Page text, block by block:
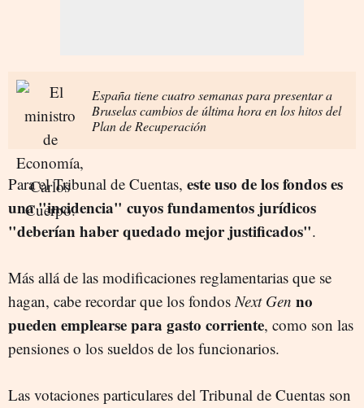
España tiene cuatro semanas para presentar a
Bruselas cambios de última hora en los hitos del
Plan de Recuperación
Para el Tribunal de Cuentas, este uso de los fondos es
una "incidencia" cuyos fundamentos jurídicos
"deberían haber quedado mejor justificados".
Más allá de las modificaciones reglamentarias que se
hagan, cabe recordar que los fondos Next Gen no
pueden emplearse para gasto corriente, como son las
pensiones o los sueldos de los funcionarios.
Las votaciones particulares del Tribunal de Cuentas son